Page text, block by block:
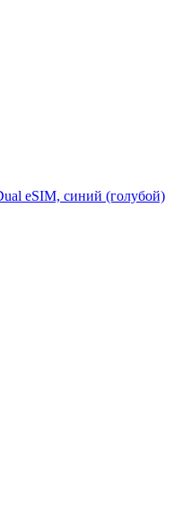
eSIM, синий (голубой)